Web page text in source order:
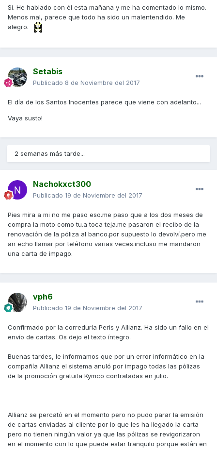
Si. He hablado con él esta mañana y me ha comentado lo mismo.
Menos mal, parece que todo ha sido un malentendido. Me
alegro.
Setabis
Publicado 8 de Noviembre del 2017
El día de los Santos Inocentes parece que viene con adelanto...
Vaya susto!
2 semanas más tarde...
Nachokxct300
Publicado 19 de Noviembre del 2017
Pies mira a mi no me paso eso.me paso que a los dos meses de
compra la moto como tu.a toca teja.me pasaron el recibo de la
renovación de la póliza al banco.por supuesto lo devolví.pero me
an echo llamar por teléfono varias veces.incluso me mandaron
una carta de impago.
vph6
Publicado 19 de Noviembre del 2017
Confirmado por la correduría Peris y Allianz. Ha sido un fallo en el
envío de cartas. Os dejo el texto íntegro.
Buenas tardes, le informamos que por un error informático en la
compañía Allianz el sistema anuló por impago todas las pólizas
de la promoción gratuita Kymco contratadas en julio.
Allianz se percató en el momento pero no pudo parar la emisión
de cartas enviadas al cliente por lo que les ha llegado la carta
pero no tienen ningún valor ya que las pólizas se revigorizaron
en el momento con lo que puede estar tranquilo porque están en